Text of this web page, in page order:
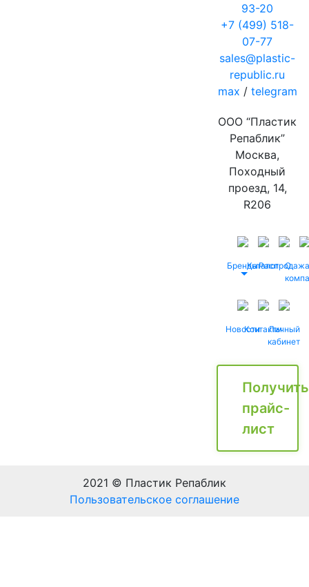
93-20
+7 (499) 518-
07-77
sales@plastic-
republic.ru
max / telegram
ООО “Пластик
Репаблик”
Москва,
Походный
проезд, 14,
R206
БрендыКаталог
Распродажа
О
НовостиКонтактыЛичный
кабинет
Получить
прайс-
лист
2021 © Пластик Репаблик
Пользовательское соглашение